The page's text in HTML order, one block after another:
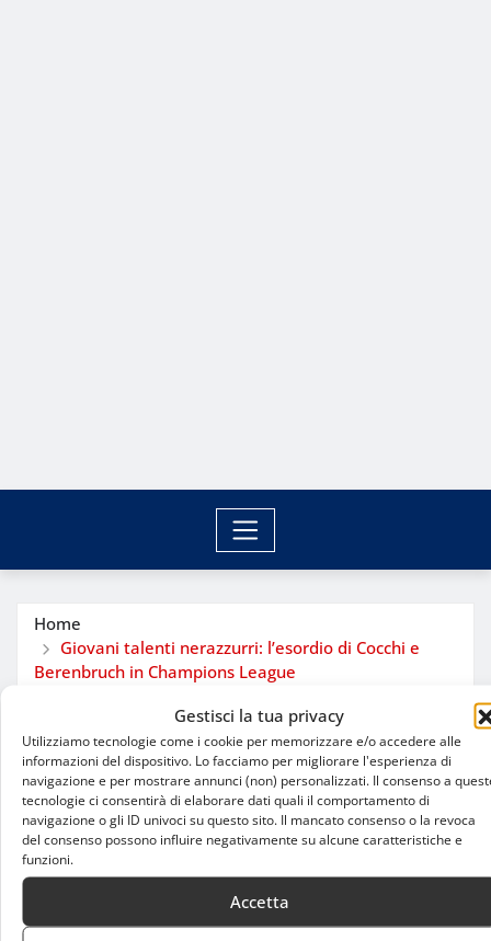
Gestisci la tua privacy
Utilizziamo tecnologie come i cookie per memorizzare e/o accedere alle
informazioni del dispositivo. Lo facciamo per migliorare l'esperienza di
navigazione e per mostrare annunci (non) personalizzati. Il consenso a
tecnologie ci consentirà di elaborare dati quali il comportamento di
navigazione o gli ID univoci su questo sito. Il mancato consenso o la revoca
del consenso possono influire negativamente su alcune caratteristiche e
funzioni.
Accetta
Home
Giovani talenti nerazzurri: l’esordio di Cocchi e
Berenbruch in Champions League